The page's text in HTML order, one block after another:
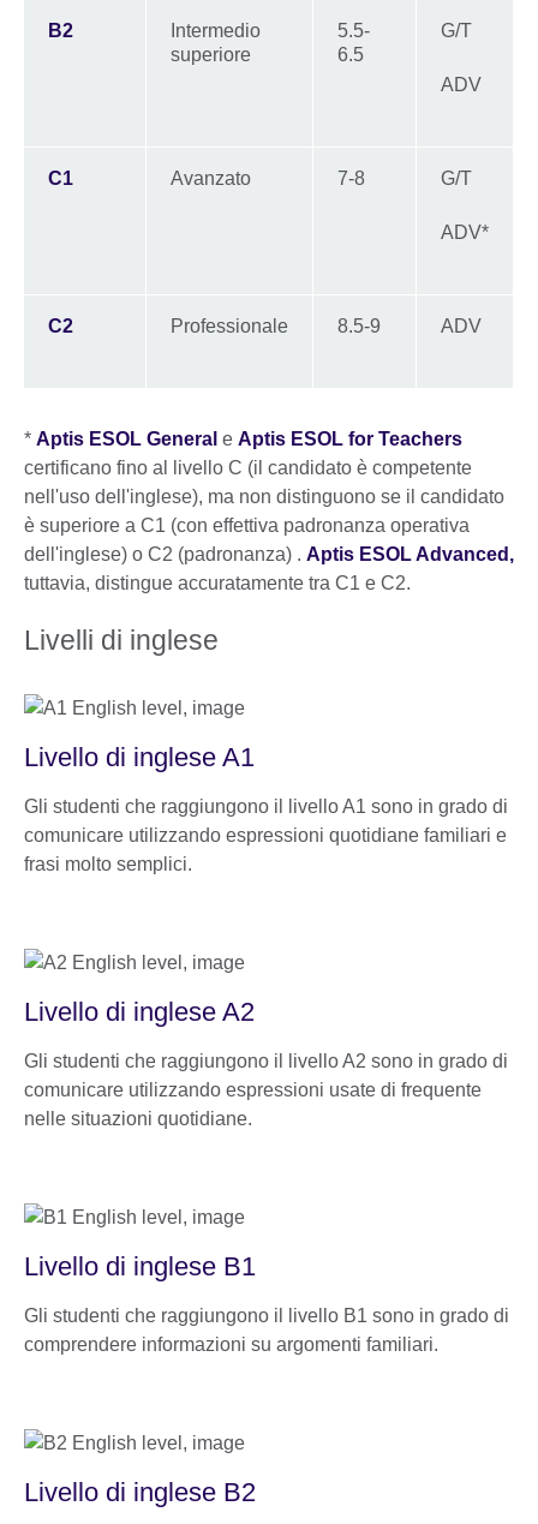
B2
Intermedio
superiore
5.5-
6.5
G/T
ADV
C1 Avanzato 7-8 G/T
ADV*
C2 Professionale 8.5-9 ADV
* Aptis ESOL General e Aptis ESOL for Teachers
certificano fino al livello C (il candidato è competente
nell'uso dell'inglese), ma non distinguono se il candidato
è superiore a C1 (con effettiva padronanza operativa
dell'inglese) o C2 (padronanza) . Aptis ESOL Advanced,
tuttavia, distingue accuratamente tra C1 e C2.
Livelli di inglese
Livello di inglese A1
Gli studenti che raggiungono il livello A1 sono in grado di
comunicare utilizzando espressioni quotidiane familiari e
frasi molto semplici.
Livello di inglese A2
Gli studenti che raggiungono il livello A2 sono in grado di
comunicare utilizzando espressioni usate di frequente
nelle situazioni quotidiane.
Livello di inglese B1
Gli studenti che raggiungono il livello B1 sono in grado di
comprendere informazioni su argomenti familiari.
Livello di inglese B2